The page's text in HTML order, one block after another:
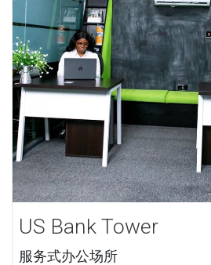
US Bank Tower
服务式办公场所